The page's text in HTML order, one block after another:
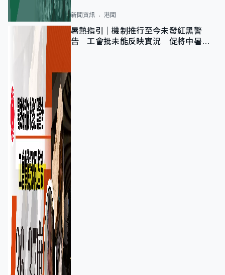
新聞資訊 港聞
暑熱指引｜機制推行至今未發紅黑警
告 工會批未能反映實況 促將中暑列